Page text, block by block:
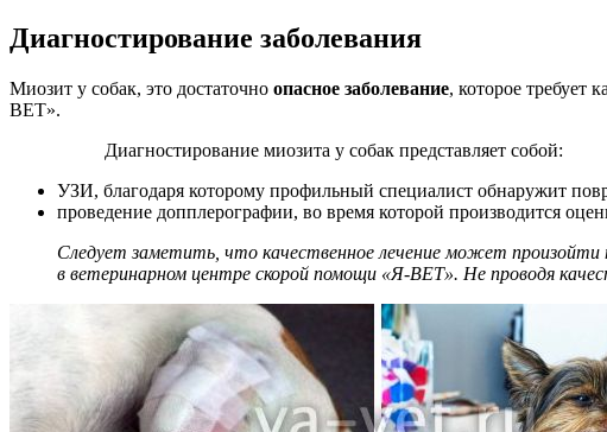
Диагностирование заболевания
Миозит у собак, это достаточно опасное заболевание, которое требует
ВЕТ».
Диагностирование миозита у собак представляет собой:
УЗИ, благодаря которому профильный специалист обнаружит
проведение допплерографии, во время которой производится
Следует заметить, что качественное лечение может произойти
в ветеринарном центре скорой помощи «Я-ВЕТ». Не проводя